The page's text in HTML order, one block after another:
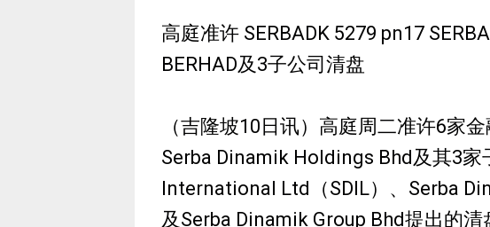
高庭准许 SERBADK 5279 pn17
BERHAD及3子公司清盘
（吉隆坡10日讯）高庭周二准许6家
Serba Dinamik Holdings Bhd及其3家
International Ltd（SDIL）、Serba
及Serba Dinamik Group Bhd提出的清